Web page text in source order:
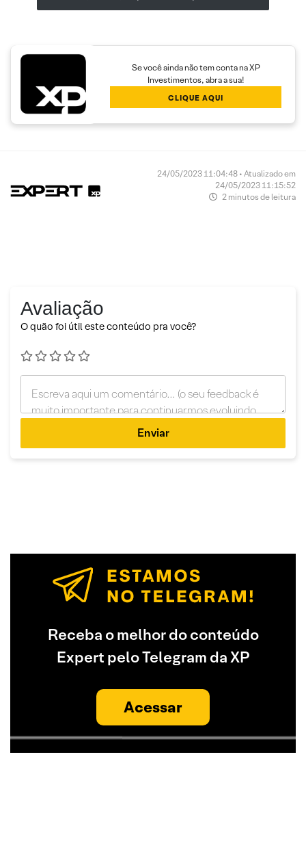
Se você ainda não tem conta na XP
Investimentos, abra a sua!
CLIQUE AQUI
24/05/2023 11:04:48 • Atualizado em
24/05/2023 11:15:52
2 minutos de leitura
Avaliação
O quão foi útil este conteúdo pra você?
Enviar
Receba o melhor do conteúdo
Expert pelo Telegram da XP
Acessar